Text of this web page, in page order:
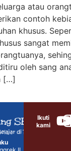
atau
contoh
khusus.
sangat
oleh sang
[…]
Ikuti
kami